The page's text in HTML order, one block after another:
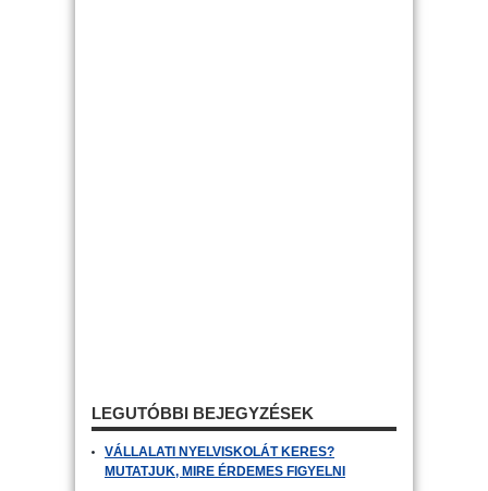
LEGUTÓBBI BEJEGYZÉSEK
VÁLLALATI NYELVISKOLÁT KERES?
MUTATJUK, MIRE ÉRDEMES FIGYELNI